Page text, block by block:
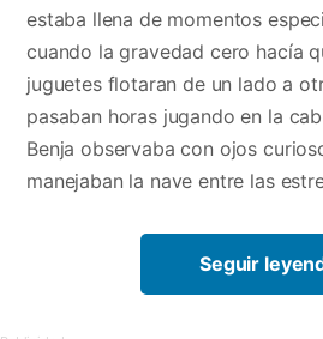
estaba llena de momentos
cuando la gravedad cero hacía
juguetes flotaran de un lado a
pasaban horas jugando en la
Benja observaba con ojos
manejaban la nave entre las
Seguir